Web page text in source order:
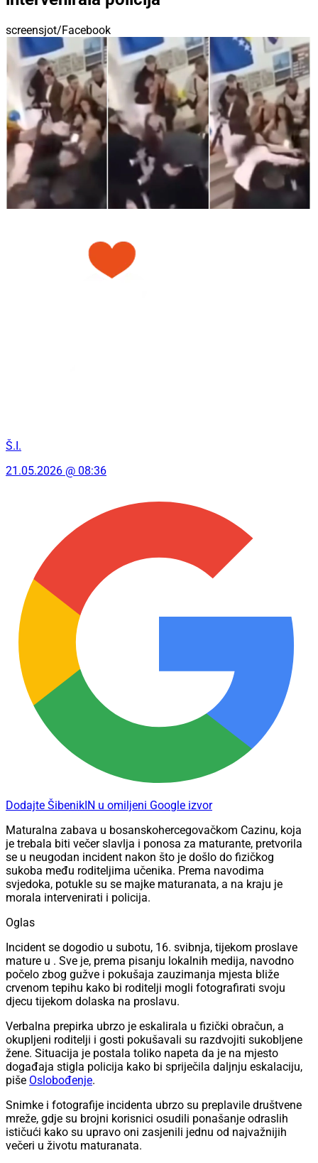
screensjot/Facebook
Š.I.
21.05.2026 @ 08:36
Dodajte ŠibenikIN u omiljeni Google izvor
Maturalna zabava u bosanskohercegovačkom Cazinu, koja
je trebala biti večer slavlja i ponosa za maturante, pretvorila
se u neugodan incident nakon što je došlo do fizičkog
sukoba među roditeljima učenika. Prema navodima
svjedoka, potukle su se majke maturanata, a na kraju je
morala intervenirati i policija.
Oglas
Incident se dogodio u subotu, 16. svibnja, tijekom proslave
mature u . Sve je, prema pisanju lokalnih medija, navodno
počelo zbog gužve i pokušaja zauzimanja mjesta bliže
crvenom tepihu kako bi roditelji mogli fotografirati svoju
djecu tijekom dolaska na proslavu.
Verbalna prepirka ubrzo je eskalirala u fizički obračun, a
okupljeni roditelji i gosti pokušavali su razdvojiti sukobljene
žene. Situacija je postala toliko napeta da je na mjesto
događaja stigla policija kako bi spriječila daljnju eskalaciju,
piše Oslobođenje.
Snimke i fotografije incidenta ubrzo su preplavile društvene
mreže, gdje su brojni korisnici osudili ponašanje odraslih
ističući kako su upravo oni zasjenili jednu od najvažnijih
večeri u životu maturanata.